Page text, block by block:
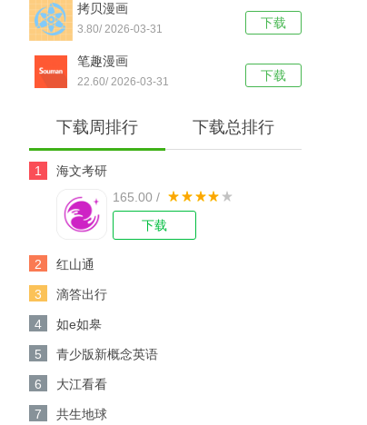
下载
拷贝漫画
3.80/ 2026-03-31
下载
笔趣漫画
22.60/ 2026-03-31
下载周排行 下载总排行
1
海文考研
165.00 /
下载
2 红山通
3 滴答出行
4 如e如皋
5 青少版新概念英语
6 大江看看
7 共生地球